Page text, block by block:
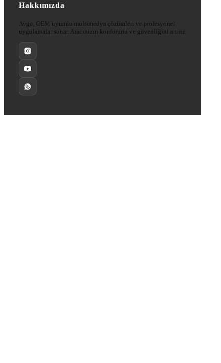
Hakkımızda
Avgo, OEM uyumlu multimedya çözümleri ve profesyonel
uygulamalar sunar. Aracınızın konforunu ve güvenliğini artırır.